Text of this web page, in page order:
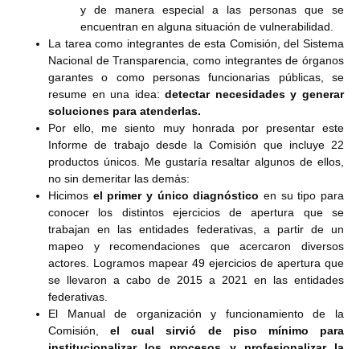
y de manera especial a las personas que se
encuentran en alguna situación de vulnerabilidad.
La tarea como integrantes de esta Comisión, del Sistema
Nacional de Transparencia, como integrantes de órganos
garantes o como personas funcionarias públicas, se
resume en una idea:detectar necesidades y generar
soluciones para atenderlas.
Por ello, me siento muy honrada por presentar este
Informe de trabajo desde la Comisión que incluye 22
productos únicos. Me gustaría resaltar algunos de ellos,
no sin demeritar las demás:
Hicimos el primer y único diagnóstico en su tipo para
conocer los distintos ejercicios de apertura que se
trabajan en las entidades federativas, a partir de un
mapeo y recomendaciones que acercaron diversos
actores. Logramos mapear 49 ejercicios de apertura que
se llevaron a cabo de 2015 a 2021 en las entidades
federativas.
El Manual de organización y funcionamiento de la
Comisión,el cual sirvió de piso mínimo para